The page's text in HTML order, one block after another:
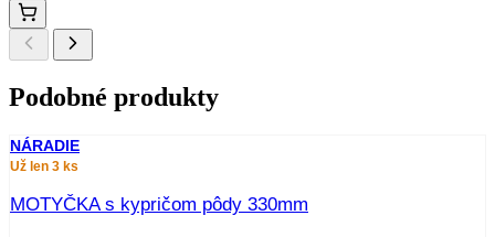
Podobné produkty
NÁRADIE
Už len 3 ks
MOTYČKA s kypričom pôdy 330mm